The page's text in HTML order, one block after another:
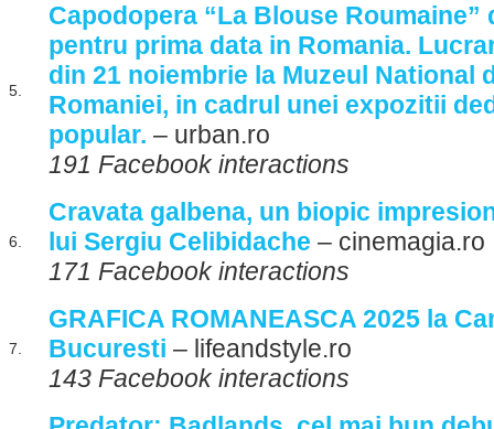
5.
Capodopera “La Blouse Roumaine”
pentru prima data in Romania.
din 21 noiembrie la Muzeul National
Romaniei, in cadrul unei expozitii
popular. – urban.ro
191 Facebook interactions
6.
Cravata galbena, un biopic
lui Sergiu Celibidache – cinemagia.ro
171 Facebook interactions
7.
GRAFICA ROMANEASCA 2025 la
Bucuresti – lifeandstyle.ro
143 Facebook interactions